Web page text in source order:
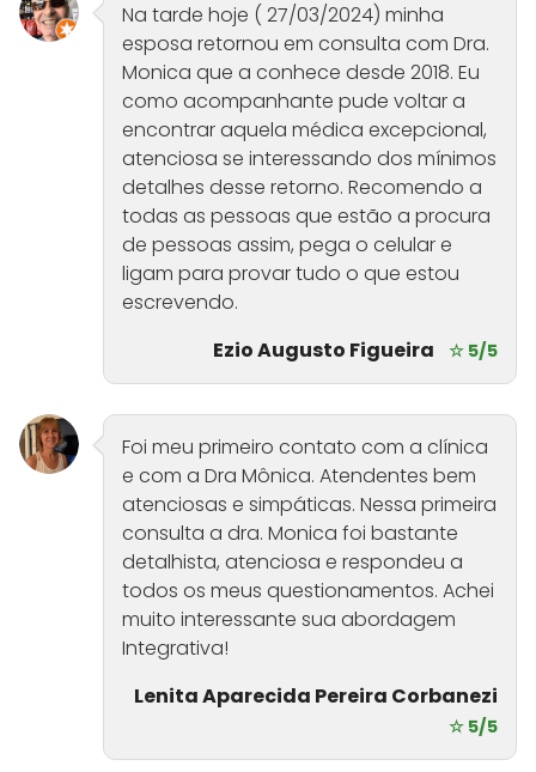
Na tarde hoje ( 27/03/2024) minha
esposa retornou em consulta com Dra.
Monica que a conhece desde 2018. Eu
como acompanhante pude voltar a
encontrar aquela médica excepcional,
atenciosa se interessando dos mínimos
detalhes desse retorno. Recomendo a
todas as pessoas que estão a procura
de pessoas assim, pega o celular e
ligam para provar tudo o que estou
escrevendo.
Ezio Augusto Figueira
☆ 5/5
Foi meu primeiro contato com a clínica
e com a Dra Mônica. Atendentes bem
atenciosas e simpáticas. Nessa primeira
consulta a dra. Monica foi bastante
detalhista, atenciosa e respondeu a
todos os meus questionamentos. Achei
muito interessante sua abordagem
Integrativa!
Lenita Aparecida Pereira Corbanezi
☆ 5/5